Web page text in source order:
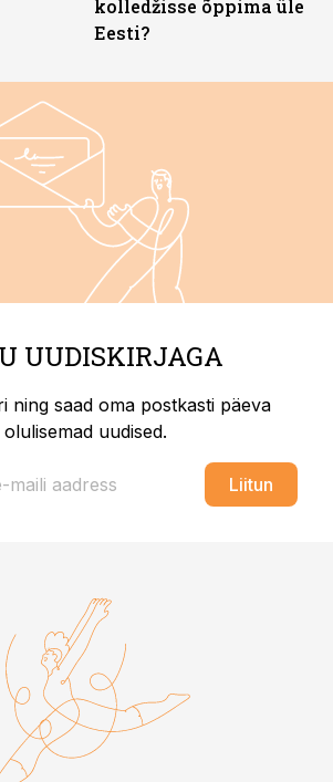
kolledžisse õppima üle
Eesti?
UUDISKIRJAGA
ning saad oma postkasti päeva
olulisemad uudised.
Liitun